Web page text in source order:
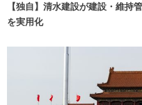
【独自】清水建設が建設・維持
を実用化